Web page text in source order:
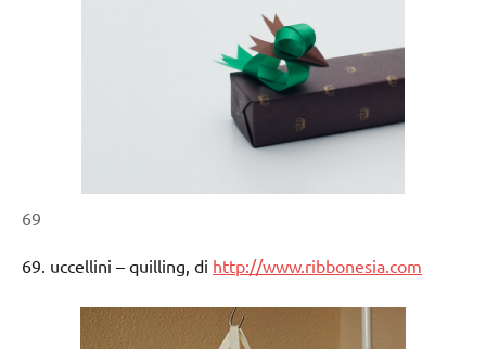
69
69. uccellini – quilling, di http://www.ribbonesia.com